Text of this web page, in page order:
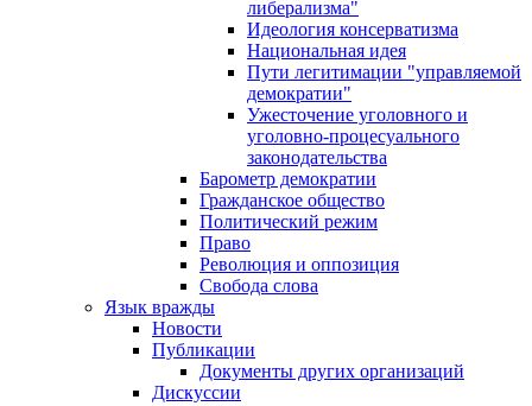
либерализма"
Идеология консерватизма
Национальная идея
Пути легитимации "управляемой
демократии"
Ужесточение уголовного и
уголовно-процесуального
законодательства
Барометр демократии
Гражданское общество
Политический режим
Право
Революция и оппозиция
Свобода слова
Язык вражды
Новости
Публикации
Документы других организаций
Дискуссии